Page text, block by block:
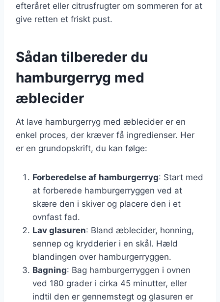
efteråret eller citrusfrugter om sommeren for at
give retten et friskt pust.
Sådan tilbereder du
hamburgerryg med
æblecider
At lave hamburgerryg med æblecider er en
enkel proces, der kræver få ingredienser. Her
er en grundopskrift, du kan følge:
Forberedelse af hamburgerryg: Start med
at forberede hamburgerryggen ved at
skære den i skiver og placere den i et
ovnfast fad.
Lav glasuren: Bland æblecider, honning,
sennep og krydderier i en skål. Hæld
blandingen over hamburgerryggen.
Bagning: Bag hamburgerryggen i ovnen
ved 180 grader i cirka 45 minutter, eller
indtil den er gennemstegt og glasuren er